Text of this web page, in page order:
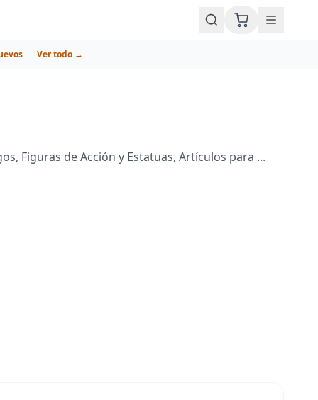
Ver todo →
Figuras de Acción y Estatuas, Artículos para ...